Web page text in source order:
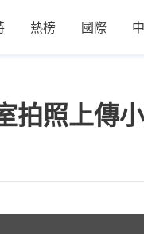
熱榜 國際
拍照上